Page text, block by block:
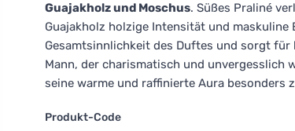
Guajakholz und Moschus. Süßes Praliné
Guajakholz holzige Intensität und
Gesamtsinnlichkeit des Duftes und sorgt für
Mann, der charismatisch und unvergesslich
seine warme und raffinierte Aura besonders
Produkt-Code